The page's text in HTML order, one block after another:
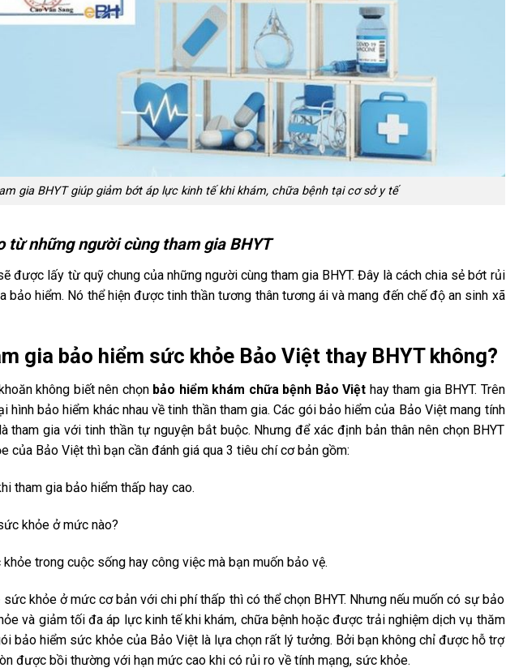
gia BHYT giúp giảm bớt áp lực kinh tế khi khám, chữa bệnh tại cơ sở y tế
từ những người cùng tham gia BHYT
được lấy từ quỹ chung của những người cùng tham gia BHYT. Đây là cách chia sẻ bớt rủi
bảo hiểm. Nó thể hiện được tinh thần tương thân tương ái và mang đến chế độ an sinh xã
gia bảo hiểm sức khỏe Bảo Việt thay BHYT không?
không biết nên chọn bảo hiểm khám chữa bệnh Bảo Việt hay tham gia BHYT. Trên
hình bảo hiểm khác nhau về tinh thần tham gia. Các gói bảo hiểm của Bảo Việt mang tính
tham gia với tinh thần tự nguyện bắt buộc. Nhưng để xác định bản thân nên chọn BHYT
của Bảo Việt thì bạn cần đánh giá qua 3 tiêu chí cơ bản gồm:
tham gia bảo hiểm thấp hay cao.
khỏe ở mức nào?
trong cuộc sống hay công việc mà bạn muốn bảo vệ.
sức khỏe ở mức cơ bản với chi phí thấp thì có thể chọn BHYT. Nhưng nếu muốn có sự bảo
và giảm tối đa áp lực kinh tế khi khám, chữa bệnh hoặc được trải nghiệm dịch vụ thăm
bảo hiểm sức khỏe của Bảo Việt là lựa chọn rất lý tưởng. Bởi bạn không chỉ được hỗ trợ
được bồi thường với hạn mức cao khi có rủi ro về tính mạng, sức khỏe.